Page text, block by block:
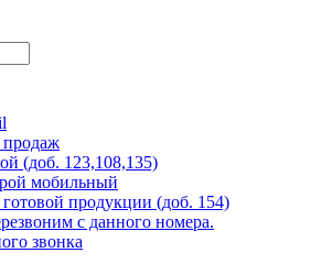
(доб. 123,108,135)
мобильный
продукции (доб. 154)
с данного номера.
звонка